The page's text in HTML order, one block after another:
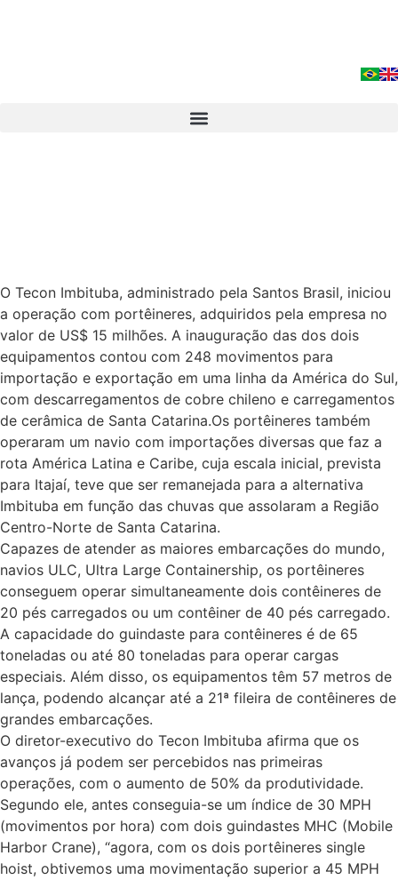
O Tecon Imbituba, administrado pela Santos Brasil, iniciou
a operação com portêineres, adquiridos pela empresa no
valor de US$ 15 milhões. A inauguração das dos dois
equipamentos contou com 248 movimentos para
importação e exportação em uma linha da América do Sul,
com descarregamentos de cobre chileno e carregamentos
de cerâmica de Santa Catarina.Os portêineres também
operaram um navio com importações diversas que faz a
rota América Latina e Caribe, cuja escala inicial, prevista
para Itajaí, teve que ser remanejada para a alternativa
Imbituba em função das chuvas que assolaram a Região
Centro-Norte de Santa Catarina.
Capazes de atender as maiores embarcações do mundo,
navios ULC, Ultra Large Containership, os portêineres
conseguem operar simultaneamente dois contêineres de
20 pés carregados ou um contêiner de 40 pés carregado.
A capacidade do guindaste para contêineres é de 65
toneladas ou até 80 toneladas para operar cargas
especiais. Além disso, os equipamentos têm 57 metros de
lança, podendo alcançar até a 21ª fileira de contêineres de
grandes embarcações.
O diretor-executivo do Tecon Imbituba afirma que os
avanços já podem ser percebidos nas primeiras
operações, com o aumento de 50% da produtividade.
Segundo ele, antes conseguia-se um índice de 30 MPH
(movimentos por hora) com dois guindastes MHC (Mobile
Harbor Crane), “agora, com os dois portêineres single
hoist, obtivemos uma movimentação superior a 45 MPH